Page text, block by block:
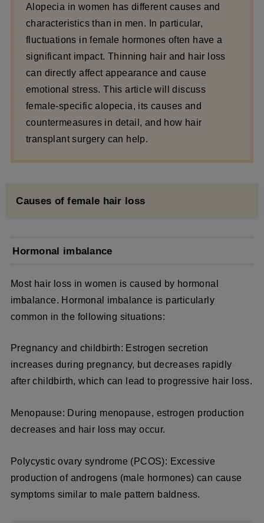
Alopecia in women has different causes and
characteristics than in men. In particular,
fluctuations in female hormones often have a
significant impact. Thinning hair and hair loss
can directly affect appearance and cause
emotional stress. This article will discuss
female-specific alopecia, its causes and
countermeasures in detail, and how hair
transplant surgery can help.
Causes of female hair loss
Hormonal imbalance
Most hair loss in women is caused by hormonal
imbalance. Hormonal imbalance is particularly
common in the following situations:
Pregnancy and childbirth: Estrogen secretion
increases during pregnancy, but decreases rapidly
after childbirth, which can lead to progressive hair loss.
Menopause: During menopause, estrogen production
decreases and hair loss may occur.
Polycystic ovary syndrome (PCOS): Excessive
production of androgens (male hormones) can cause
symptoms similar to male pattern baldness.